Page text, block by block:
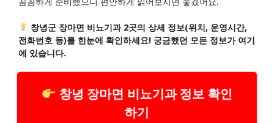
창녕군 장마면 비뇨기과 2곳의 상세 정보(위치, 운영시간,
전화번호 등)를 한눈에 확인하세요! 궁금했던 모든 정보가 여기
에 있습니다.
창녕 장마면 비뇨기과 정보 확인
하기